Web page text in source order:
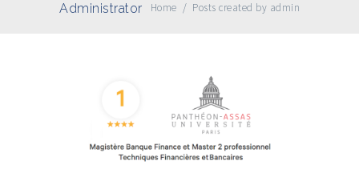
Administrator Home / Posts created by admin